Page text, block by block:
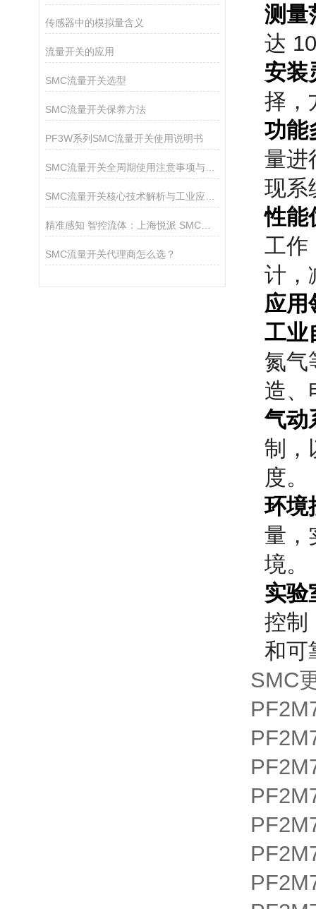
传感器中的模拟量含义
流量开关的应用
SMC流量开关选型
SMC流量开关保养方法
PF3W系列SMC流量开关使用说明书
SMC流量开关全周期使用注意事项与技术规范
精准感知 智控流体：上海悦派 SMC流量开关赋能工业自动化
SMC流量开关代理商怎么选？
测量
达
安装
择，
功能
量进
现系
性能
工作
计，
应用
工业
氮气
造、
气动
制，
度。
环境
量，
境。
实验
控制
和可
SMC